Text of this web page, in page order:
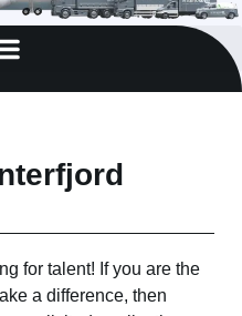
for talent! If you are the
a difference, then